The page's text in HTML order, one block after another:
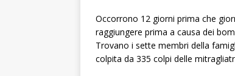
Occorrono 12 giorni prima che
raggiungere prima a causa dei
Trovano i sette membri della
colpita da 335 colpi delle